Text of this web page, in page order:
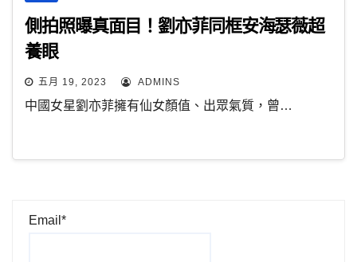
側拍照曝真面目！劉亦菲同框安海瑟薇超
養眼
五月 19, 2023 ADMINS
中國女星劉亦菲擁有仙女顏值、出眾氣質，曾…
Email*